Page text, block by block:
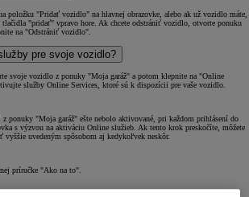
položku "Pridať vozidlo" na hlavnej obrazovke, alebo ak už vozidlo máte,
"pridať" vpravo hore. Ak chcete odstrániť vozidlo, otvorte ponuku
na "Odstrániť vozidlo".
pre svoje vozidlo?
svoje vozidlo z ponuky "Moja garáž" a potom klepnite na "Online
služby Online Services, ktoré sú k dispozícii pre vaše vozidlo.
ponuky "Moja garáž" ešte nebolo aktivované, pri každom prihlásení do
s výzvou na aktiváciu Online služieb. Ak tento krok preskočíte, môžete
uvedeným spôsobom aj kedykoľvek neskôr.
príručke "Ako na to".